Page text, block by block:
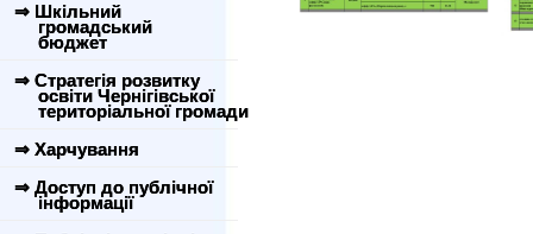
⇒ Шкільний
громадський
бюджет
⇒ Стратегія розвитку
освіти Чернігівської
територіальної громади
⇒ Харчування
⇒ Доступ до публічної
інформації